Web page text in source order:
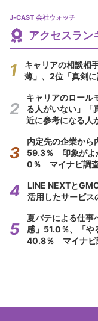
J-CAST 会社ウォッチ
アクセスラン
キャリアの相談相
薄」、2位「真剣
キャリアのロー
る人がいない」「
近に参考になる人
内定先の企業から
59.3％ 印象がよ
0％ マイナビ調
LINE NEXTと
活用したサービス
夏バテによる仕
感」51.0％、「や
40.8％ マイナビ